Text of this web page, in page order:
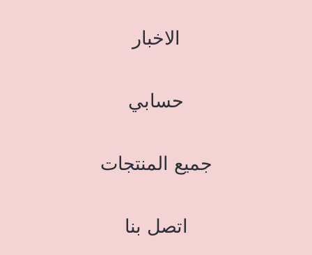
الاخبار
حسابي
جميع المنتجات
اتصل بنا